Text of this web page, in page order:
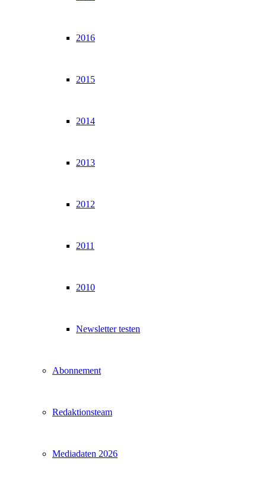
2016
2015
2014
2013
2012
2011
2010
Newsletter testen
Abonnement
Redaktionsteam
Mediadaten 2026